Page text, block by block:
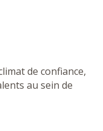
de confiance,
au sein de